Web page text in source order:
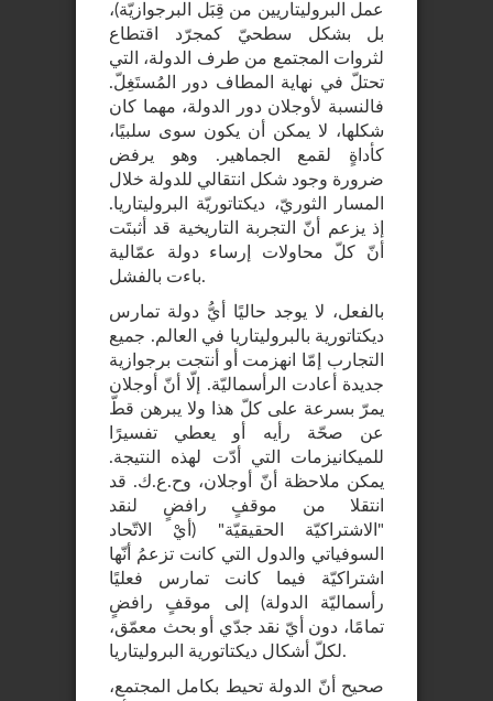
عمل البروليتاريين من قِبَل البرجوازيّة)،
بل بشكل سطحيّ كمجرّد اقتطاع
لثروات المجتمع من طرف الدولة، التي
تحتلّ في نهاية المطاف دور المُستَغِلّ.
فالنسبة لأوجلان دور الدولة، مهما كان
شكلها، لا يمكن أن يكون سوى سلبيًا،
كأداةٍ لقمع الجماهير. وهو يرفض
ضرورة وجود شكل انتقالي للدولة خلال
المسار الثوريّ، ديكتاتوريّة البروليتاريا.
إذ يزعم أنّ التجربة التاريخية قد أثبتَت
أنّ كلّ محاولات إرساء دولة عمّالية
باءت بالفشل.
بالفعل، لا يوجد حاليًا أيُّ دولة تمارس
ديكتاتورية بالبروليتاريا في العالم. جميع
التجارب إمّا انهزمت أو أنتجت برجوازية
جديدة أعادت الرأسماليّة. إلّا أنّ أوجلان
يمرّ بسرعة على كلّ هذا ولا يبرهن قطّ
عن صحّة رأيه أو يعطي تفسيرًا
للميكانيزمات التي أدّت لهذه النتيجة.
يمكن ملاحظة أنّ أوجلان، وح.ع.ك. قد
انتقلا من موقفٍ رافضٍ لنقد
"الاشتراكيّة الحقيقيّة" (أيْ الاتّحاد
السوفياتي والدول التي كانت تزعمُ أنّها
اشتراكيّة فيما كانت تمارس فعليًا
رأسماليّة الدولة) إلى موقفٍ رافضٍ
تمامًا، دون أيّ نقد جدّي أو بحث معمّق،
لكلّ أشكال ديكتاتورية البروليتاريا.
صحيح أنّ الدولة تحيط بكامل المجتمع،